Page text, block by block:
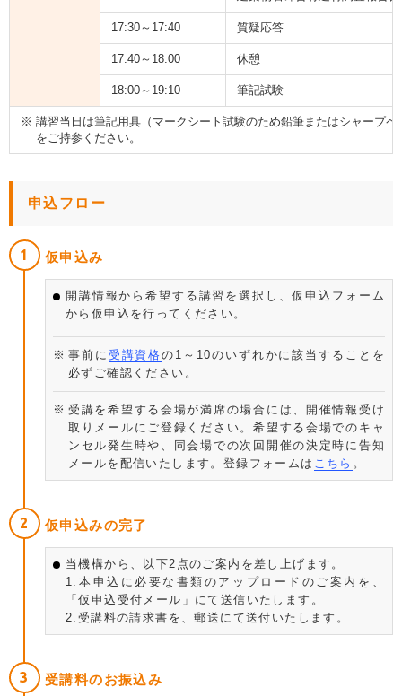
17:30～17:40 質疑応答
17:40～18:00 休憩
18:00～19:10 筆記試験
講習当日は筆記用具（マークシート試験のため鉛筆またはシャープ
をご持参ください。
申込フロー
仮申込み
開講情報から希望する講習を選択し、仮申込フォーム
から仮申込を行ってください。
事前に 受講資格の1～10のいずれかに該当することを
必ずご確認ください。
受講を希望する会場が満席の場合には、開催情報受け
取りメールにご登録ください。希望する会場でのキャ
ンセル発生時や、同会場での次回開催の決定時に告知
メールを配信いたします。登録フォームは こちら 。
仮申込みの完了
当機構から、以下2点のご案内を差し上げます。
1.本申込に必要な書類のアップロードのご案内を、
「仮申込受付メール」にて送信いたします。
2.受講料の請求書を、郵送にて送付いたします。
受講料のお振込み